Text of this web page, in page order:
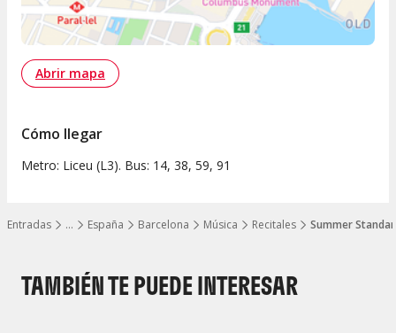
…
Mostrar todos los niveles
Entradas España Barcelona Música Recitales Summer
Abrir mapa
Cómo llegar
Metro: Liceu (L3). Bus: 14, 38, 59, 91
TAMBIÉN TE PUEDE INTERESAR